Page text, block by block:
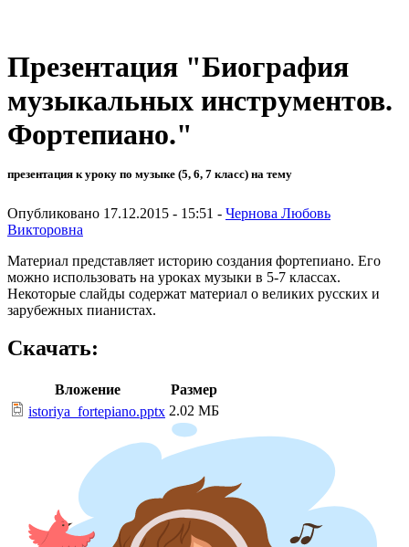
Презентация "Биография
музыкальных инструментов.
Фортепиано."
презентация к уроку по музыке (5, 6, 7 класс) на тему
Опубликовано 17.12.2015 - 15:51 - Чернова Любовь
Викторовна
Материал представляет историю создания фортепиано. Его
можно использовать на уроках музыки в 5-7 классах.
Некоторые слайды содержат материал о великих русских и
зарубежных пианистах.
Скачать:
Вложение
Размер
istoriya_fortepiano.pptx 2.02 МБ